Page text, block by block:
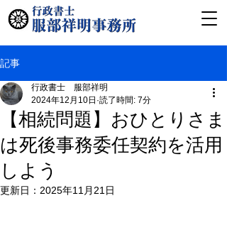
記事
【相続問題】おひとりさま
は死後事務委任契約を活用
しよう
行政書士 服部祥明
2024年12月10日 読了時間: 7分
更新日： 2025年11月21日